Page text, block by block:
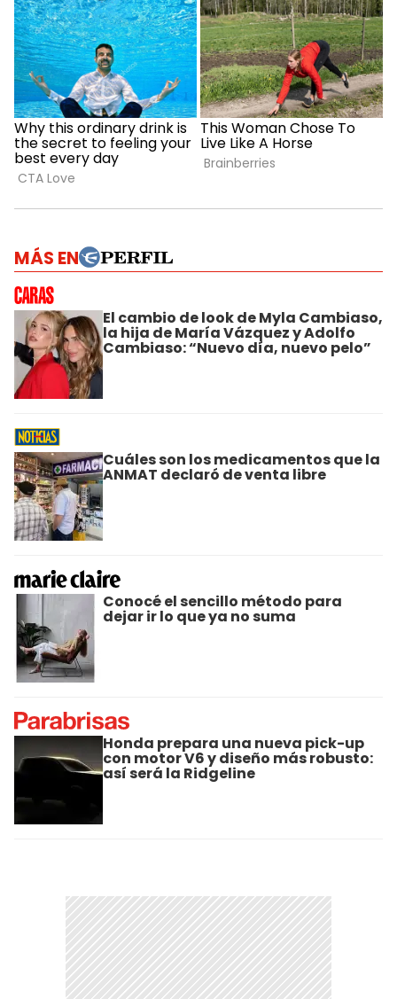
MÁS EN
El cambio de look de Myla Cambiaso,
la hija de María Vázquez y Adolfo
Cambiaso: “Nuevo día, nuevo pelo”
Cuáles son los medicamentos que la
ANMAT declaró de venta libre
Conocé el sencillo método para
dejar ir lo que ya no suma
Honda prepara una nueva pick-up
con motor V6 y diseño más robusto:
así será la Ridgeline